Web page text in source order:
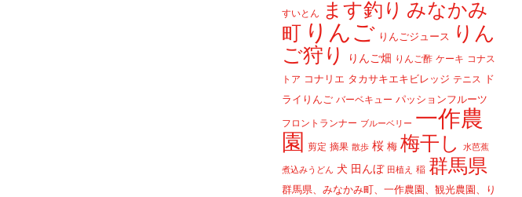
すいとん ます釣り みなかみ
町
りんご りんごジュース
りん
ご狩り
りんご畑 りんご酢 ケーキ コナス
トア コナリエ タカサキエキビレッジ テニス
ド
ライりんご バーベキュー パッションフルーツ
フロントランナー ブルーベリー 一作農
園
剪定 摘果 散歩 桜 梅 梅干し 水芭蕉
煮込みうどん 犬 田んぼ 田植え 稲 群馬県
群馬県、みなかみ町、一作農園、観光農園、り